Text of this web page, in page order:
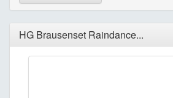
HG Brausenset Raindance...